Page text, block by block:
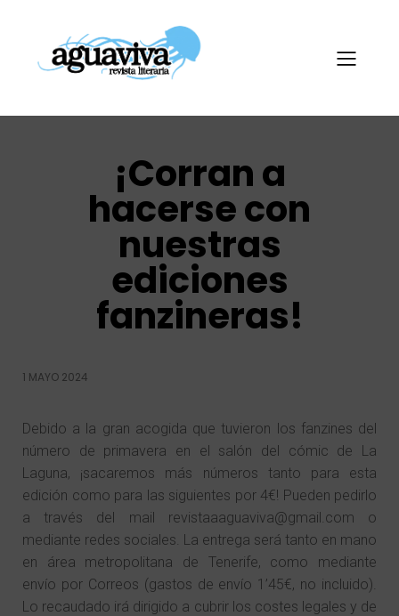
¡Corran a
hacerse con
nuestras
ediciones
fanzineras!
1 MAYO 2024
Debido a la gran acogida que tuvieron los fanzines del
número de primavera en el salón del cómic de La
Laguna, ¡sacaremos más números tanto para esta
edición como para las siguientes por 4€! Pueden pedirlo
a través del mail revistaaaguaviva@gmail.com o
mediante redes sociales. La entrega será tanto en mano
en área metropolitana de Tenerife, como mediante
envío por Correos (gastos de envío 1’45€, no incluido).
Lo recaudado irá dirigido a cubrir los costes legales y de